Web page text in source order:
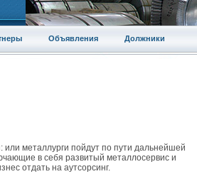
Объявления Должники
металлурги пойдут по пути дальнейшей
в себя развитый металлосервис и
отдать на аутсорсинг.